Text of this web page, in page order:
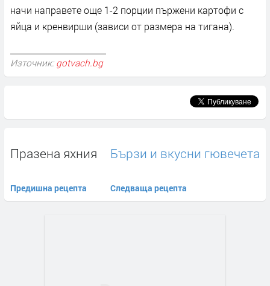
начи направете още 1-2 порции пържени картофи с
яйца и кренвирши (зависи от размера на тигана).
Източник: gotvach.bg
Празена яхния
Предишна рецепта
Бързи и вкусни гювечета
Следваща рецепта